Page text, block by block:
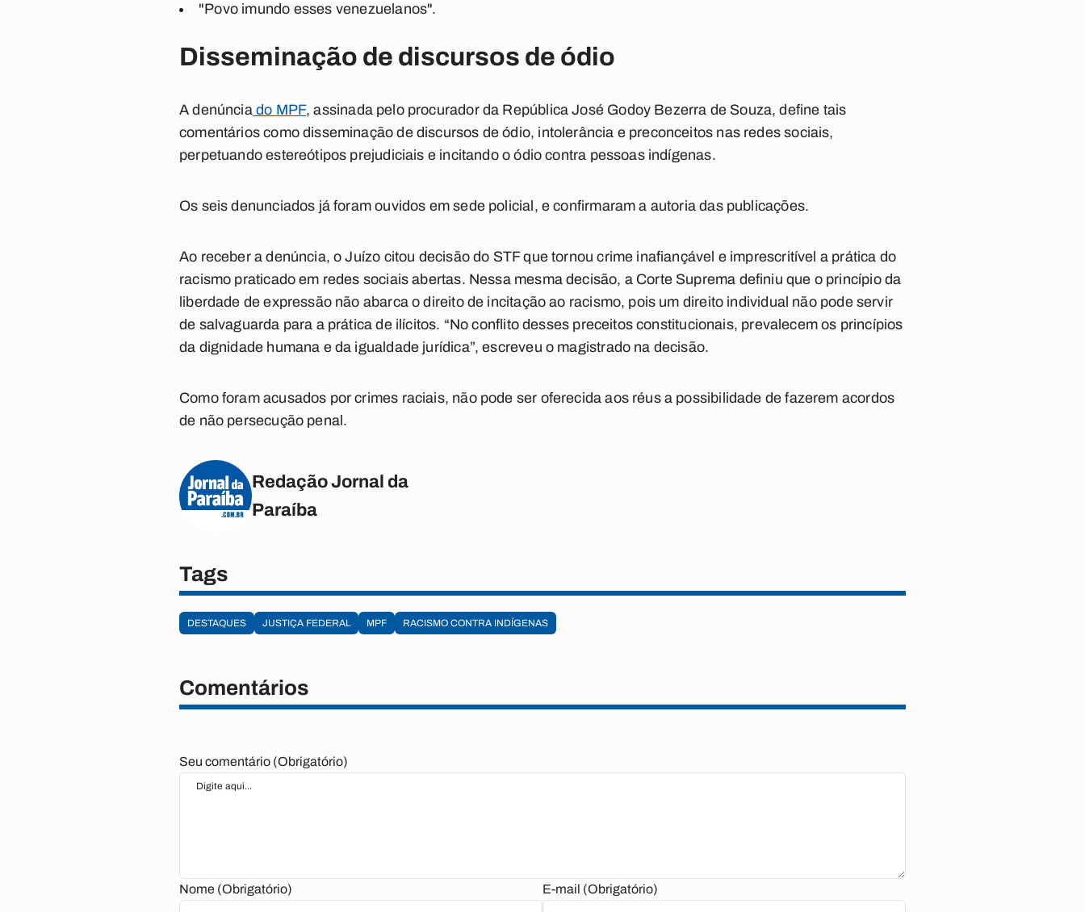
"Povo imundo esses venezuelanos".
Disseminação de discursos de ódio
A denúnciado MPF, assinada pelo procurador da República José Godoy Bezerra de Souza, define tais
comentários como disseminação de discursos de ódio, intolerância e preconceitos nas redes sociais,
perpetuando estereótipos prejudiciais e incitando o ódio contra pessoas indígenas.
Os seis denunciados já foram ouvidos em sede policial, e confirmaram a autoria das publicações.
Ao receber a denúncia, o Juízo citou decisão do STF que tornou crime inafiançável e imprescritível a prática do
racismo praticado em redes sociais abertas. Nessa mesma decisão, a Corte Suprema definiu que o princípio da
liberdade de expressão não abarca o direito de incitação ao racismo, pois um direito individual não pode servir
de salvaguarda para a prática de ilícitos. “No conflito desses preceitos constitucionais, prevalecem os princípios
da dignidade humana e da igualdade jurídica”, escreveu o magistrado na decisão.
Como foram acusados por crimes raciais, não pode ser oferecida aos réus a possibilidade de fazerem acordos
de não persecução penal.
Redação Jornal da
Paraíba
Tags
DESTAQUES JUSTIÇA FEDERAL MPF RACISMO CONTRA INDÍGENAS
Comentários
Seu comentário (Obrigatório)
Nome (Obrigatório) E-mail (Obrigatório)